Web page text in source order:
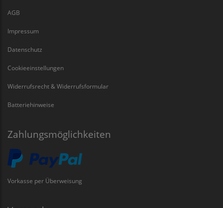
AGB
Impressum
Datenschutz
Cookieeinstellungen
Widerrufsrecht & Widerrufsformular
Batteriehinweise
Zahlungsmöglichkeiten
Vorkasse per Überweisung